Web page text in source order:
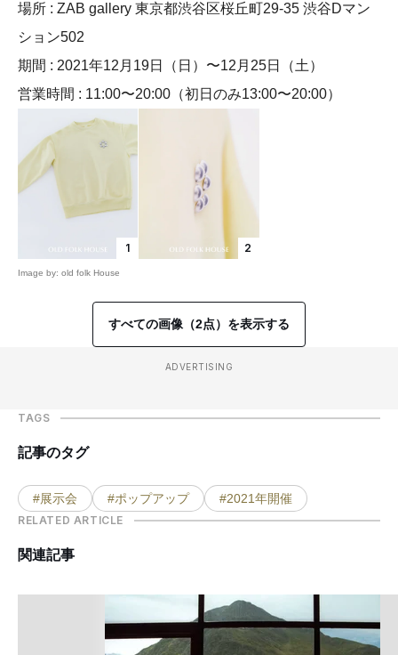
場所 : ZAB gallery 東京都渋谷区桜丘町29-35 渋谷Dマン
ション502
期間 : 2021年12月19日（日）〜12月25日（土）
営業時間 : 11:00〜20:00（初日のみ13:00〜20:00）
1
Image by: old folk House
2
すべての画像（2点）を表示する
ADVERTISING
TAGS
記事のタグ
#展示会 #ポップアップ #2021年開催
RELATED ARTICLE
関連記事